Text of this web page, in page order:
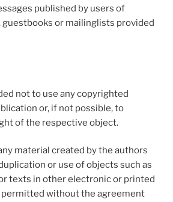
published by users of
guestbooks or mailinglists provided
not to use any copyrighted
or, if not possible, to
of the respective object.
material created by the authors
or use of objects such as
texts in other electronic or printed
without the agreement